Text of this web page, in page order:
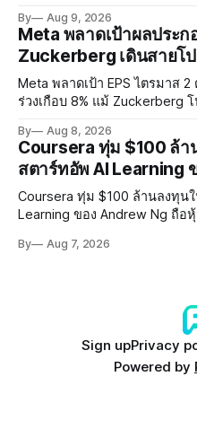
Source แทน
By Aug 9, 2026
Meta พลาดเป้าผลประก
Zuckerberg เดินสายโ
Meta พลาดเป้า EPS ไตรมาส
ร่วงเกือบ 8% แม้ Zuckerberg
การทำร้ายเด็ก
By Aug 8, 2026
Coursera ทุ่ม $100 ล้
สตาร์ทอัพ AI Learning
Coursera ทุ่ม $100 ล้านลงทุน
Learning ของ Andrew Ng ถือ
แรกต้นปี 2027
By Aug 7, 2026
Sign upPrivacy
Powered by